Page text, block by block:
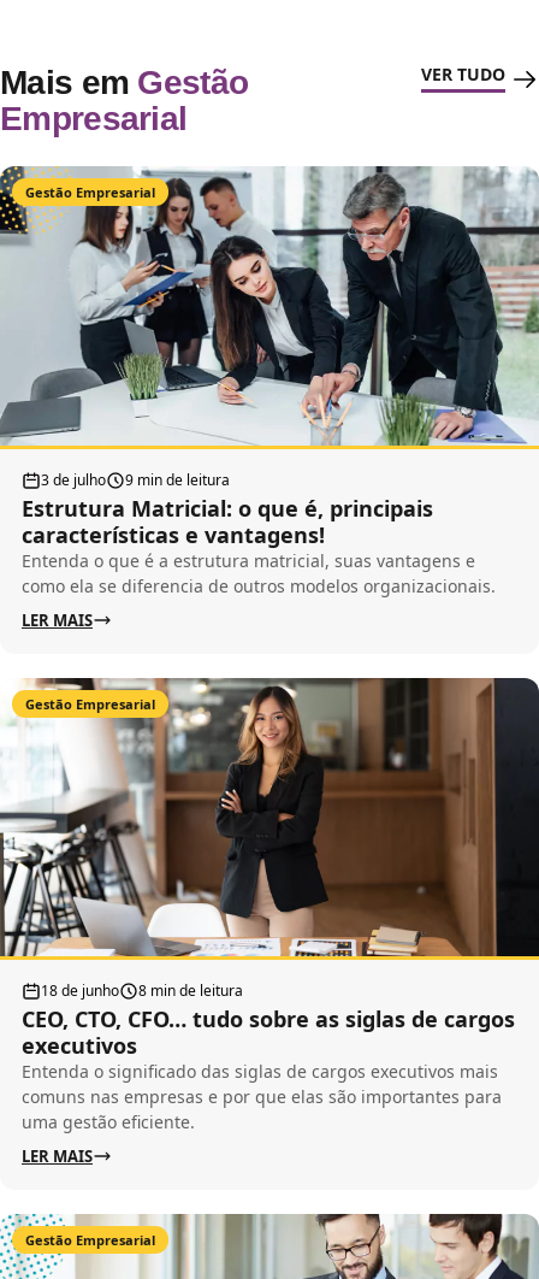
Mais em Gestão
Empresarial
VER TUDO
Gestão Empresarial
3 de julho 9 min de leitura
Estrutura Matricial: o que é, principais
características e vantagens!
Entenda o que é a estrutura matricial, suas vantagens e
como ela se diferencia de outros modelos organizacionais.
LER MAIS
Gestão Empresarial
18 de junho 8 min de leitura
CEO, CTO, CFO… tudo sobre as siglas de cargos
executivos
Entenda o significado das siglas de cargos executivos mais
comuns nas empresas e por que elas são importantes para
uma gestão eficiente.
LER MAIS
Gestão Empresarial